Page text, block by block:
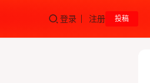
登录 注册 投稿